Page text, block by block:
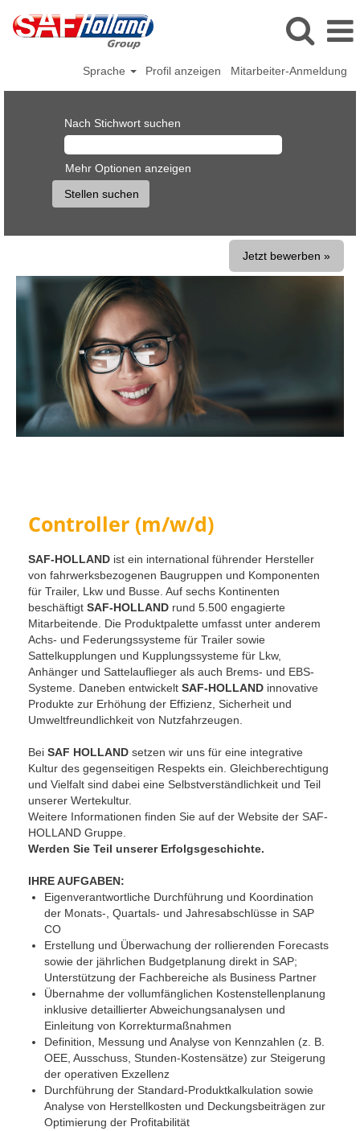
Sprache Profil anzeigen Mitarbeiter-Anmeldung
Nach Stichwort suchen
Mehr Optionen anzeigen
Jetzt bewerben »
Controller (m/w/d)
SAF-HOLLAND ist ein international führender Hersteller
von fahrwerksbezogenen Baugruppen und Komponenten
für Trailer, Lkw und Busse. Auf sechs Kontinenten
beschäftigt SAF-HOLLAND rund 5.500 engagierte
Mitarbeitende. Die Produktpalette umfasst unter anderem
Achs- und Federungssysteme für Trailer sowie
Sattelkupplungen und Kupplungssysteme für Lkw,
Anhänger und Sattelauflieger als auch Brems- und EBS-
Systeme. Daneben entwickelt SAF-HOLLAND innovative
Produkte zur Erhöhung der Effizienz, Sicherheit und
Umweltfreundlichkeit von Nutzfahrzeugen.
Bei SAF HOLLAND setzen wir uns für eine integrative
Kultur des gegenseitigen Respekts ein. Gleichberechtigung
und Vielfalt sind dabei eine Selbstverständlichkeit und Teil
unserer Wertekultur.
Weitere Informationen finden Sie auf der Website der SAF-
HOLLAND Gruppe.
Werden Sie Teil unserer Erfolgsgeschichte.
IHRE AUFGABEN:
Eigenverantwortliche Durchführung und Koordination
der Monats-, Quartals- und Jahresabschlüsse in SAP
CO
Erstellung und Überwachung der rollierenden Forecasts
sowie der jährlichen Budgetplanung direkt in SAP;
Unterstützung der Fachbereiche als Business Partner
Übernahme der vollumfänglichen Kostenstellenplanung
inklusive detaillierter Abweichungsanalysen und
Einleitung von Korrekturmaßnahmen
Definition, Messung und Analyse von Kennzahlen (z. B.
OEE, Ausschuss, Stunden-Kostensätze) zur Steigerung
der operativen Exzellenz
Durchführung der Standard-Produktkalkulation sowie
Analyse von Herstellkosten und Deckungsbeiträgen zur
Optimierung der Profitabilität